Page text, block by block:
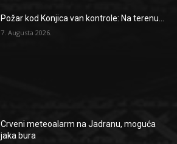
Požar kod Konjica van kontrole: Na terenu...
7. Augusta 2026.
Crveni meteoalarm na Jadranu, moguća
jaka bura